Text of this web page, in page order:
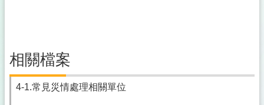
相關檔案
4-1.常見災情處理相關單位